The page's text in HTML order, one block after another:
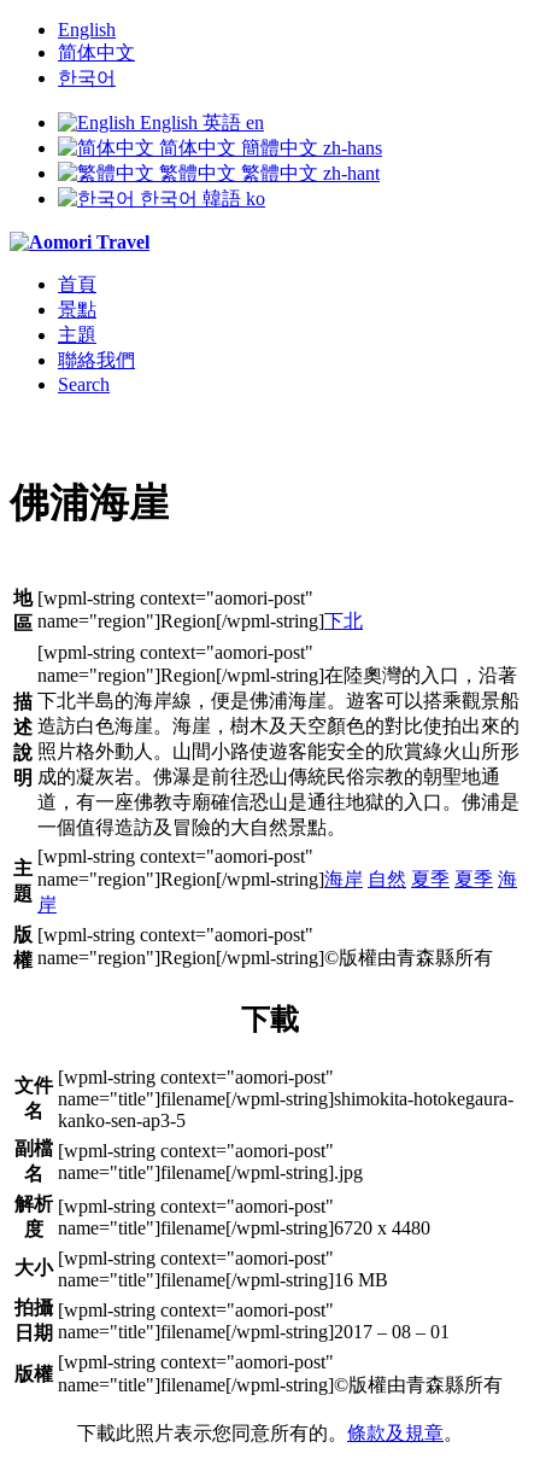
English
简体中文
한국어
English 英語 en
简体中文 簡體中文 zh-hans
繁體中文 繁體中文 zh-hant
한국어 韓語 ko
首頁
景點
主題
聯絡我們
Search
佛浦海崖
地
區
下北
描
述
說
明
在陸奧灣的入口，沿著
下北半島的海岸線，便是佛浦海崖。遊客可以搭乘觀景船
造訪白色海崖。海崖，樹木及天空顏色的對比使拍出來的
照片格外動人。山間小路使遊客能安全的欣賞綠火山所形
成的凝灰岩。佛瀑是前往恐山傳統民俗宗教的朝聖地通
道，有一座佛教寺廟確信恐山是通往地獄的入口。佛浦是
一個值得造訪及冒險的大自然景點。
主
題
海岸 自然 夏季 夏季 海
岸
版
權
©版權由青森縣所有
下載
文件
名
shimokita-hotokegaura-
kanko-sen-ap3-5
副檔
名
.jpg
解析
度
6720 x 4480
大小
16 MB
拍攝
日期
2017 – 08 – 01
版權
©版權由青森縣所有
下載此照片表示您同意所有的。 條款及規章。